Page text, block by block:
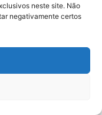
neste site. Não
negativamente certos
trabalho